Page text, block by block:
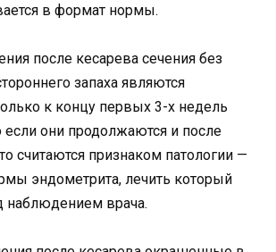
в формат нормы.
после кесарева сечения без
запаха являются
к концу первых 3-х недель
если они продолжаются и после
считаются признаком патологии —
эндометрита, лечить который
наблюдением врача.